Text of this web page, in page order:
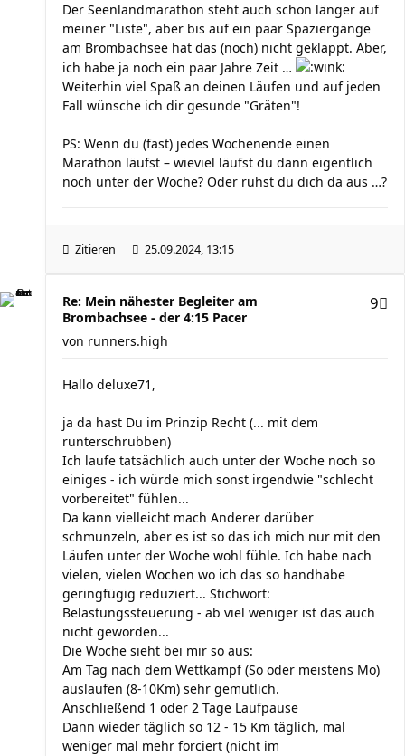
Der Seenlandmarathon steht auch schon länger auf
meiner "Liste", aber bis auf ein paar Spaziergänge
am Brombachsee hat das (noch) nicht geklappt. Aber,
ich habe ja noch ein paar Jahre Zeit …
Weiterhin viel Spaß an deinen Läufen und auf jeden
Fall wünsche ich dir gesunde "Gräten"!
PS: Wenn du (fast) jedes Wochenende einen
Marathon läufst – wieviel läufst du dann eigentlich
noch unter der Woche? Oder ruhst du dich da aus …?
Zitieren 25.09.2024, 13:15
Re: Mein nähester Begleiter am
Brombachsee - der 4:15 Pacer
9
von runners.high
Hallo deluxe71,
ja da hast Du im Prinzip Recht (... mit dem
runterschrubben)
Ich laufe tatsächlich auch unter der Woche noch so
einiges - ich würde mich sonst irgendwie "schlecht
vorbereitet" fühlen...
Da kann vielleicht mach Anderer darüber
schmunzeln, aber es ist so das ich mich nur mit den
Läufen unter der Woche wohl fühle. Ich habe nach
vielen, vielen Wochen wo ich das so handhabe
geringfügig reduziert... Stichwort:
Belastungssteuerung - ab viel weniger ist das auch
nicht geworden...
Die Woche sieht bei mir so aus:
Am Tag nach dem Wettkampf (So oder meistens Mo)
auslaufen (8-10Km) sehr gemütlich.
Anschließend 1 oder 2 Tage Laufpause
Dann wieder täglich so 12 - 15 Km täglich, mal
weniger mal mehr forciert (nicht im